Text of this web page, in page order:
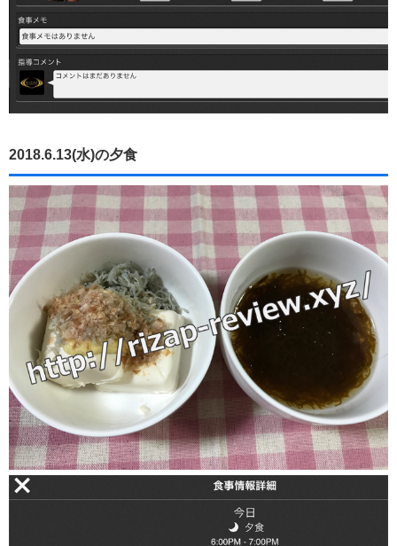
2018.6.13(水)の夕食